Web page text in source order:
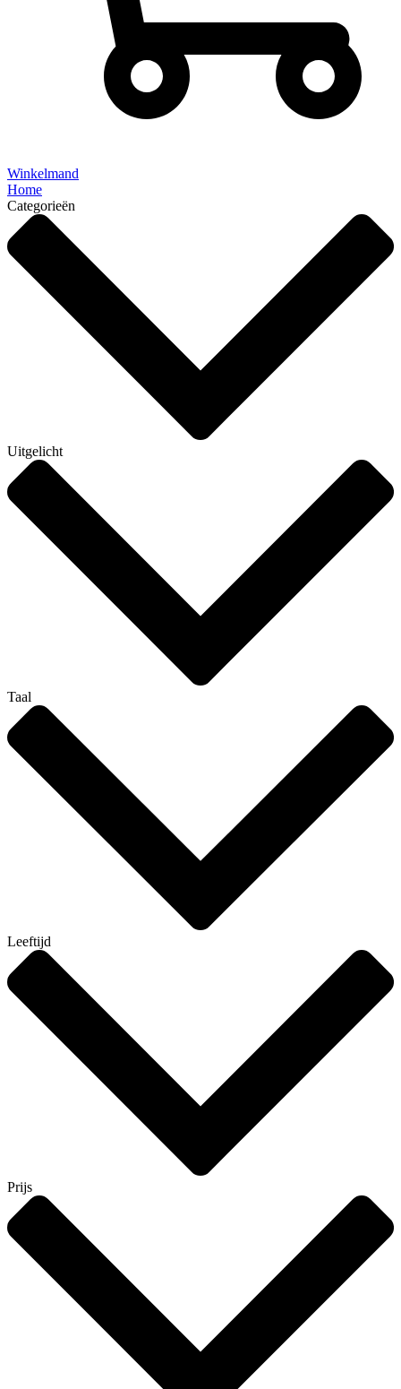
Winkelmand
Home
Categorieën
Uitgelicht
Taal
Leeftijd
Prijs